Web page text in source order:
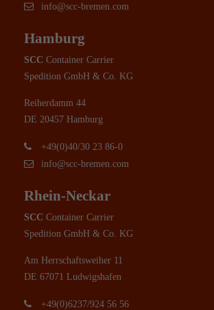
info@scc-bremen.com
Hamburg
SCC Container Carrier
Spedition GmbH & Co. KG
Reiherdamm 44
DE 20457 Hamburg
+49(0)40/30 23 86-0
info@scc-bremen.com
Rhein-Neckar
SCC Container Carrier
Spedition GmbH & Co. KG
Am Herrschaftsweiher 11
DE 67071 Ludwigshafen
+49(0)6237/924 56 56